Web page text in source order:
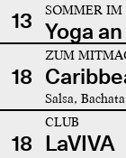
13 SOMMER
Yoga
18
ZUM
Salsa,
18
CLUB
LaVIVA